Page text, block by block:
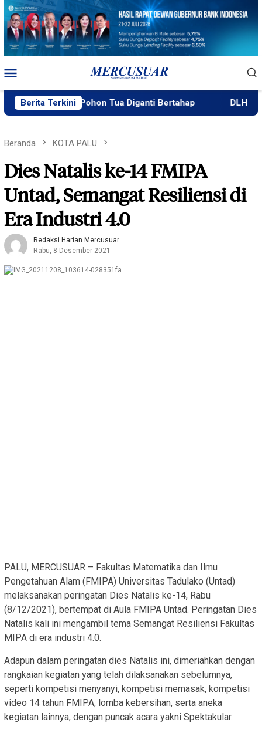
Loncat
konten
Mobile
Berita Terkini
Pohon Tua Diganti Bertahap DLH: Penebangan
Beranda KOTA PALU
Dies Natalis ke-14 FMIPA
Untad, Semangat Resiliensi di
Era Industri 4.0
Redaksi Harian Mercusuar
Rabu, 8 Desember 2021
PALU, MERCUSUAR – Fakultas Matematika dan Ilmu
Pengetahuan Alam (FMIPA) Universitas Tadulako (Untad)
melaksanakan peringatan Dies Natalis ke-14, Rabu
(8/12/2021), bertempat di Aula FMIPA Untad. Peringatan Dies
Natalis kali ini mengambil tema Semangat Resiliensi Fakultas
MIPA di era industri 4.0.
Adapun dalam peringatan dies Natalis ini, dimeriahkan dengan
rangkaian kegiatan yang telah dilaksanakan sebelumnya,
seperti kompetisi menyanyi, kompetisi memasak, kompetisi
video 14 tahun FMIPA, lomba kebersihan, serta aneka
kegiatan lainnya, dengan puncak acara yakni Spektakular.